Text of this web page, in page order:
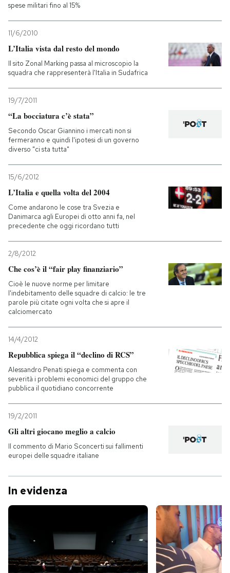
spese militari fino al 15%
11/6/2010
L’Italia vista dal resto del mondo
Il sito Zonal Marking passa al microscopio la
squadra che rappresenterà l'Italia in Sudafrica
19/7/2011
“La bocciatura c’è stata”
Secondo Oscar Giannino i mercati non si
fermeranno e quindi l'ipotesi di un governo
diverso "ci sta tutta"
15/6/2012
L’Italia e quella volta del 2004
Come andarono le cose tra Svezia e
Danimarca agli Europei di otto anni fa, nel
precedente che oggi ricordano tutti
2/8/2012
Che cos’è il “fair play finanziario”
Cioè le nuove norme per limitare
l'indebitamento delle squadre di calcio: le tre
parole più citate ogni volta che si apre il
calciomercato
14/4/2012
Repubblica spiega il “declino di RCS”
Alessandro Penati spiega e commenta con
severità i problemi economici del gruppo che
pubblica il quotidiano concorrente
19/2/2011
Gli altri giocano meglio a calcio
Il commento di Mario Sconcerti sui fallimenti
europei delle squadre italiane
In evidenza